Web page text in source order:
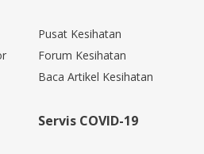
Pusat Kesihatan
Forum Kesihatan
Baca Artikel Kesihatan
Servis COVID-19